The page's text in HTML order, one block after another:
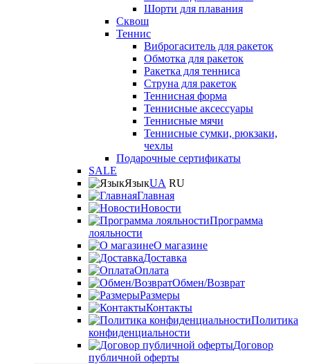
Шорти для плавания
Сквош
Теннис
Виброгаситель для ракеток
Обмотка для ракеток
Ракетка для тенниса
Струна для ракеток
Теннисная форма
Теннисные аксессуары
Теннисные мячи
Теннисные сумки, рюкзаки,
чехлы
Подарочные сертификаты
SALE
ЯзыкUA RU
Главная
Новости
Программа
лояльности
О магазине
Доставка
Оплата
Обмен/Возврат
Размеры
Контакты
Политика
конфиденциальности
Договор
публичной оферты